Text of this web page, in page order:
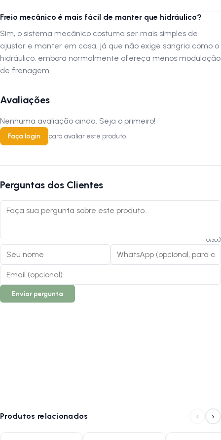
Freio mecânico é mais fácil de manter que hidráulico?
Sim, o sistema mecânico costuma ser mais simples de
ajustar e manter em casa, já que não exige sangria como o
hidráulico, embora normalmente ofereça menos modulação
de frenagem.
Avaliações
Nenhuma avaliação ainda. Seja o primeiro!
Faça login para avaliar este produto.
Perguntas dos Clientes
0/300
Enviar pergunta
Produtos relacionados ‹ ›